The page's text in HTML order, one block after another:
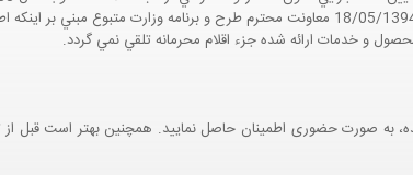
مواد 5 و 9 آيين نامه اجرايي و همچنين با تکيه بر نامه شماره 111321/60 مورخ 18/05/1394 معاونت
و خدمات ارائه شده جزء اقلام محرمانه تلقي نمي گردد.
به صورت حضوری اطمینان حاصل نمایید. همچنین بهتر است قبل از